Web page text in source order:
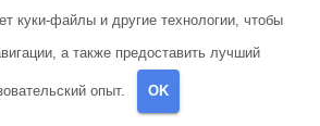
Кейптаун Кейптаун Кейптаун
Кейптаун
куки-файлы и другие технологии, чтобы
а также предоставить лучший
опыт. OK